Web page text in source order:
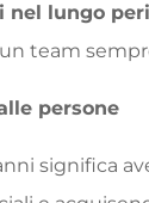
nel lungo
team
persone
significa